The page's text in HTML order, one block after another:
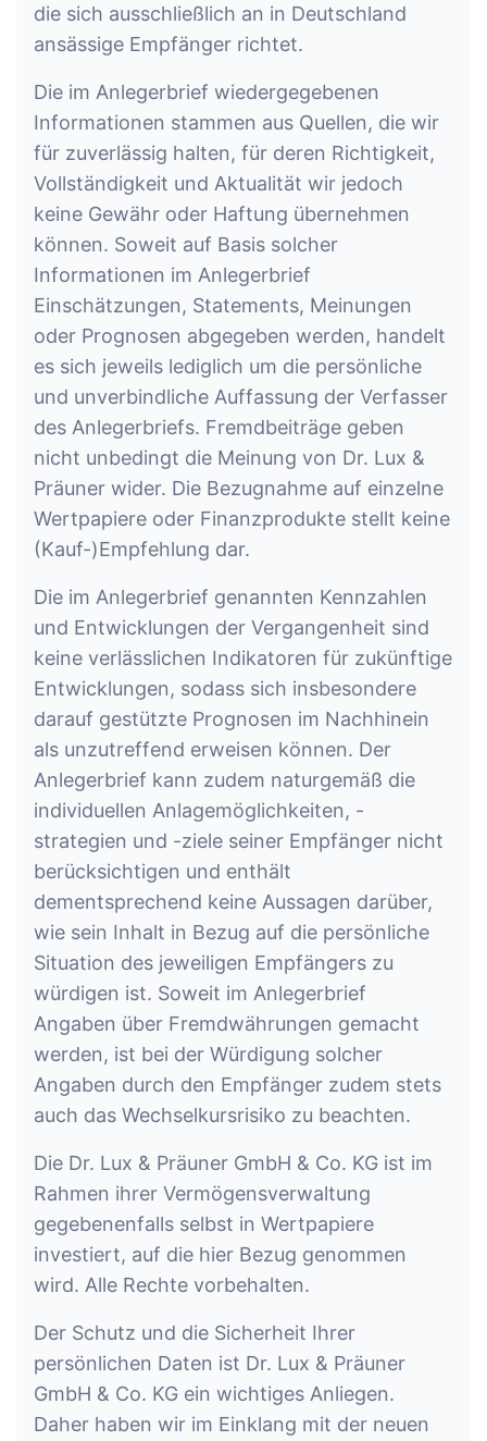
die sich ausschließlich an in Deutschland
ansässige Empfänger richtet.
Die im Anlegerbrief wiedergegebenen
Informationen stammen aus Quellen, die wir
für zuverlässig halten, für deren Richtigkeit,
Vollständigkeit und Aktualität wir jedoch
keine Gewähr oder Haftung übernehmen
können. Soweit auf Basis solcher
Informationen im Anlegerbrief
Einschätzungen, Statements, Meinungen
oder Prognosen abgegeben werden, handelt
es sich jeweils lediglich um die persönliche
und unverbindliche Auffassung der Verfasser
des Anlegerbriefs. Fremdbeiträge geben
nicht unbedingt die Meinung von Dr. Lux &
Präuner wider. Die Bezugnahme auf einzelne
Wertpapiere oder Finanzprodukte stellt keine
(Kauf-)Empfehlung dar.
Die im Anlegerbrief genannten Kennzahlen
und Entwicklungen der Vergangenheit sind
keine verlässlichen Indikatoren für zukünftige
Entwicklungen, sodass sich insbesondere
darauf gestützte Prognosen im Nachhinein
als unzutreffend erweisen können. Der
Anlegerbrief kann zudem naturgemäß die
individuellen Anlagemöglichkeiten, -
strategien und -ziele seiner Empfänger nicht
berücksichtigen und enthält
dementsprechend keine Aussagen darüber,
wie sein Inhalt in Bezug auf die persönliche
Situation des jeweiligen Empfängers zu
würdigen ist. Soweit im Anlegerbrief
Angaben über Fremdwährungen gemacht
werden, ist bei der Würdigung solcher
Angaben durch den Empfänger zudem stets
auch das Wechselkursrisiko zu beachten.
Die Dr. Lux & Präuner GmbH & Co. KG ist im
Rahmen ihrer Vermögensverwaltung
gegebenenfalls selbst in Wertpapiere
investiert, auf die hier Bezug genommen
wird. Alle Rechte vorbehalten.
Der Schutz und die Sicherheit Ihrer
persönlichen Daten ist Dr. Lux & Präuner
GmbH & Co. KG ein wichtiges Anliegen.
Daher haben wir im Einklang mit der neuen